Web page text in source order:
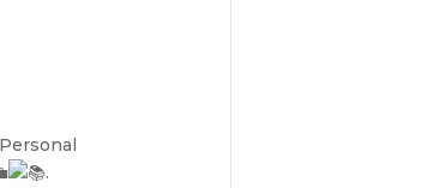
.